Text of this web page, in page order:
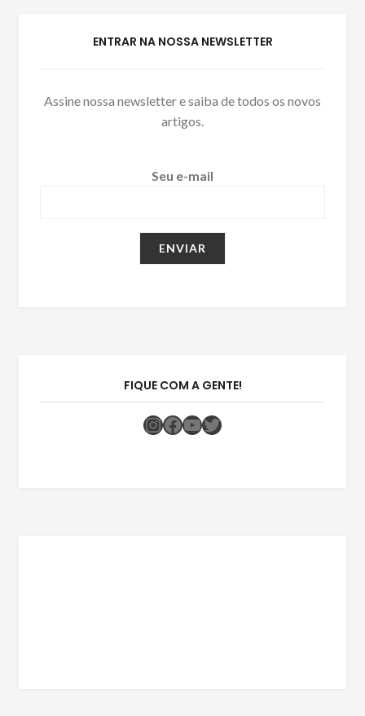
ENTRAR NA NOSSA NEWSLETTER
Assine nossa newsletter e saiba de todos os novos
artigos.
Seu e-mail
FIQUE COM A GENTE!
Instagram
Facebook
Youtube
Twitter